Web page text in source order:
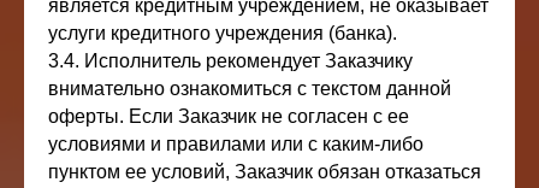
является кредитным учреждением, не оказывает
услуги кредитного учреждения (банка).
3.4. Исполнитель рекомендует Заказчику
внимательно ознакомиться с текстом данной
оферты. Если Заказчик не согласен с ее
условиями и правилами или с каким-либо
пунктом ее условий, Заказчик обязан отказаться